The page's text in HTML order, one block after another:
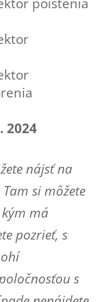
2024
nájsť na
si môžete
má
pozrieť, s
s